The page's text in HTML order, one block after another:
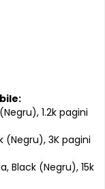
1.2k pagini
(Negru), 3K pagini
Black (Negru), 15k